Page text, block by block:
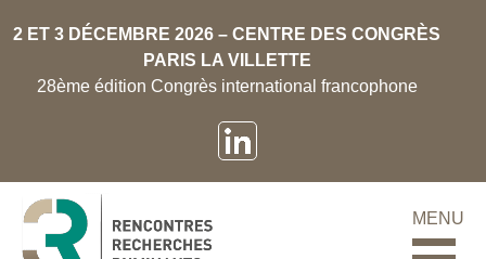
2 ET 3 DÉCEMBRE 2026 – CENTRE DES CONGRÈS
PARIS LA VILLETTE
28ème édition Congrès international francophone
MENU